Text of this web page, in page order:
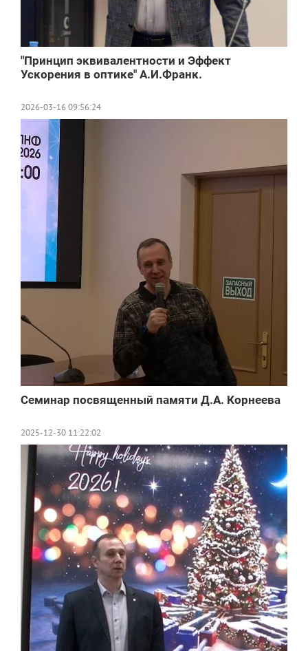
"Принцип эквивалентности и Эффект
Ускорения в оптике" А.И.Франк.
2026-03-16 09:56:24
Семинар посвященный памяти Д.А. Корнеева
2025-12-30 11:22:02